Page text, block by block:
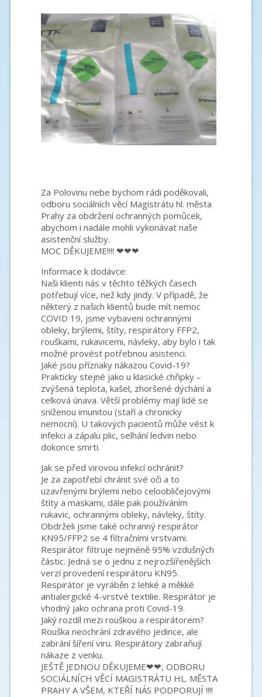
Za Polovinu nebe bychom rádi poděkovali,
odboru sociálních věcí Magistrátu hl. města
Prahy za obdržení ochranných pomůcek,
abychom i nadále mohli vykonávat naše
asistenční služby.
MOC DĚKUJEME!!!! ❤❤❤
Informace k dodávce:
Naši klienti nás v těchto těžkých časech
potřebují více, než kdy jindy. V případě, že
některý z našich klientů bude mít nemoc
COVID 19, jsme vybaveni ochrannými
obleky, brýlemi, štíty, respirátory FFP2,
rouškami, rukavicemi, návleky, aby bylo i tak
možné provést potřebnou asistenci.
Jaké jsou příznaky nákazou Covid-19?
Prakticky stejné jako u klasické chřipky –
zvýšená teplota, kašel, zhoršené dýchání a
celková únava. Větší problémy mají lidé se
sníženou imunitou (staří a chronicky
nemocní). U takových pacientů může vést k
infekci a zápalu plic, selhání ledvin nebo
dokonce smrti.
Jak se před virovou infekcí ochránit?
Je za zapotřebí chránit své oči a to
uzavřenými brýlemi nebo celoobličejovými
štíty a maskami, dále pak používáním
rukavic, ochrannými obleky, návleky, štíty.
Obdrželi jsme také ochranný respirátor
KN95/FFP2 se 4 filtračními vrstvami.
Respirátor filtruje nejméně 95% vzdušných
částic. Jedná se o jednu z nejrozšířenějších
verzí provedení respirátoru KN95.
Respirátor je vyráběn z lehké a měkké
antialergické 4-vrstvé textilie. Respirátor je
vhodný jako ochrana proti Covid-19.
Jaký rozdíl mezi rouškou a respirátorem?
Rouška neochrání zdravého jedince, ale
zabrání šíření viru. Respirátory zabraňují
nákaze z venku.
JEŠTĚ JEDNOU DĚKUJEME❤❤, ODBORU
SOCIÁLNÍCH VĚCÍ MAGISTRÁTU HL. MĚSTA
PRAHY A VŠEM, KTEŘÍ NÁS PODPORUJÍ !!!!